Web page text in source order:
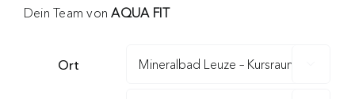
Dein Team vonAQUA FIT
Ort